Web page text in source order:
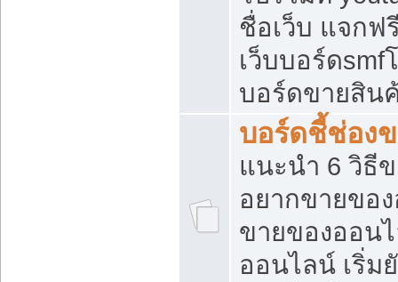
ชื่อเว็บ แจกฟ
เว็บบอร์ดsmf
บอร์ดขายสิน
บอร์ดชี้ช่อง
แนะนำ 6 วิธี
อยากขายขอ
ขายของออน
ออนไลน์ เริ่ม